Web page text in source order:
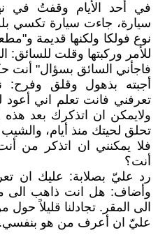
في أحد الأيام وقفتُ في
سيارة، جاءت سيارة تكسي
نوع فولكا ولكنها قديمة
للأمر وركبتها وقلت
فاجأني السائق بسؤال" أنت
أجبته بذهول وقلق
تعرفني فانت تعلم اني أعود
ولايمكن ان اتذكرك بعد
تحلق لحيتك منذ أيام،
فلا يمكنني ان اتذكر من
أنت؟
رد عليّ بصلابة: عليك ان
وأضاف: هل انت ذاهب الى
الى المقر. تجادلنا قليلاً
عليّ ان أعرف من هو بنفسي.